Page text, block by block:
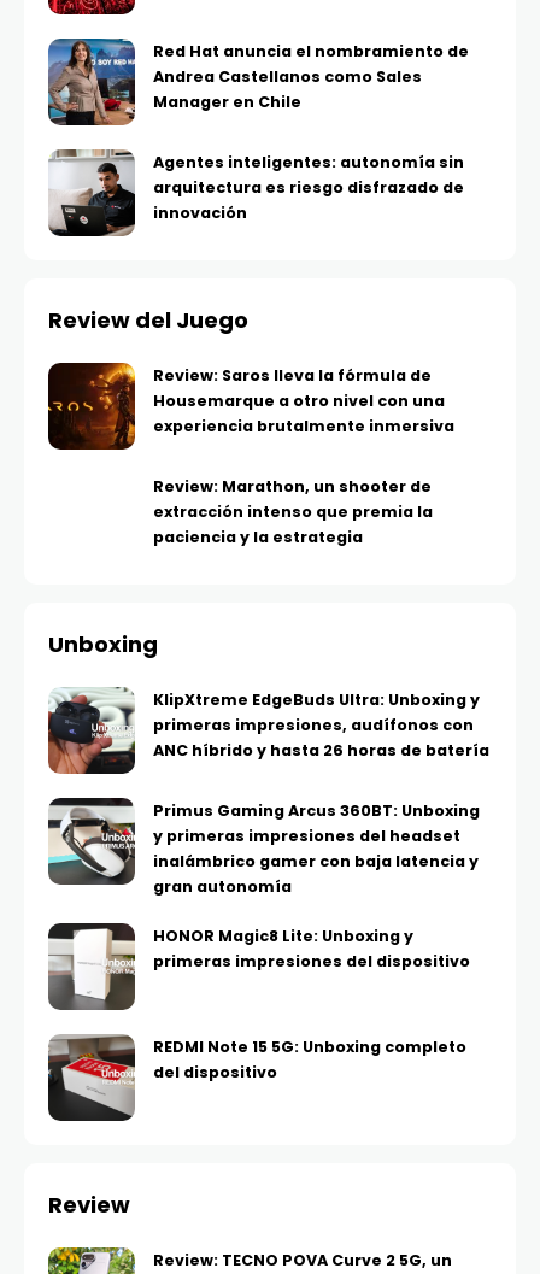
Red Hat anuncia el nombramiento de
Andrea Castellanos como Sales
Manager en Chile
Agentes inteligentes: autonomía sin
arquitectura es riesgo disfrazado de
innovación
Review del Juego
Review: Saros lleva la fórmula de
Housemarque a otro nivel con una
experiencia brutalmente inmersiva
Review: Marathon, un shooter de
extracción intenso que premia la
paciencia y la estrategia
Unboxing
KlipXtreme EdgeBuds Ultra: Unboxing y
primeras impresiones, audífonos con
ANC híbrido y hasta 26 horas de batería
Primus Gaming Arcus 360BT: Unboxing
y primeras impresiones del headset
inalámbrico gamer con baja latencia y
gran autonomía
HONOR Magic8 Lite: Unboxing y
primeras impresiones del dispositivo
REDMI Note 15 5G: Unboxing completo
del dispositivo
Review
Review: TECNO POVA Curve 2 5G, un